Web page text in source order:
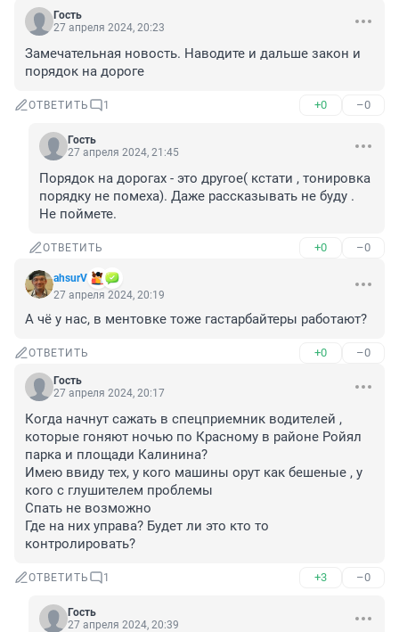
Гость
27 апреля 2024, 20:23
Замечательная новость. Наводите и дальше закон и
порядок на дороге
ОТВЕТИТЬ 1 +0 –0
Гость
27 апреля 2024, 21:45
Порядок на дорогах - это другое( кстати , тонировка
порядку не помеха). Даже рассказывать не буду .
Не поймете.
ОТВЕТИТЬ +0 –0
аhsurV
27 апреля 2024, 20:19
А чё у нас, в ментовке тоже гастарбайтеры работают?
ОТВЕТИТЬ +0 –0
Гость
27 апреля 2024, 20:17
Когда начнут сажать в спецприемник водителей ,
которые гоняют ночью по Красному в районе Ройял
парка и площади Калинина?
Имею ввиду тех, у кого машины орут как бешеные , у
кого с глушителем проблемы
Спать не возможно
Где на них управа? Будет ли это кто то
контролировать?
ОТВЕТИТЬ 1 +3 –0
Гость
27 апреля 2024, 20:39